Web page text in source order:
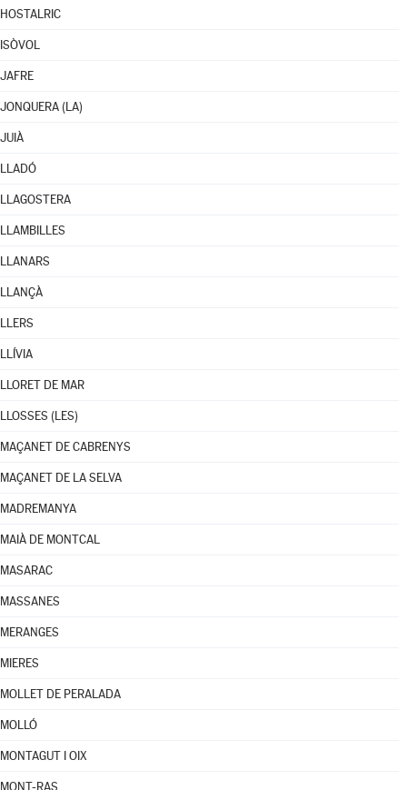
HOSTALRIC
ISÒVOL
JAFRE
JONQUERA (LA)
JUIÀ
LLADÓ
LLAGOSTERA
LLAMBILLES
LLANARS
LLANÇÀ
LLERS
LLÍVIA
LLORET DE MAR
LLOSSES (LES)
MAÇANET DE CABRENYS
MAÇANET DE LA SELVA
MADREMANYA
MAIÀ DE MONTCAL
MASARAC
MASSANES
MERANGES
MIERES
MOLLET DE PERALADA
MOLLÓ
MONTAGUT I OIX
MONT-RAS